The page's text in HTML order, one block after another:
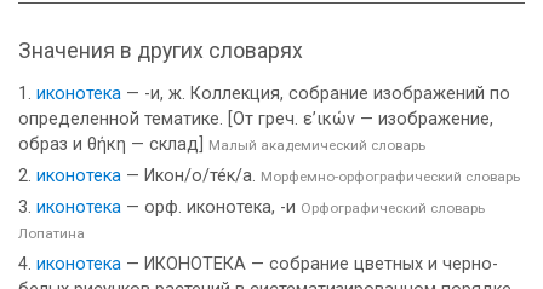
Значения в других словарях
иконотека — -и, ж. Коллекция, собрание изображений по
определенной тематике. [От греч. ε’ικών — изображение,
образ и θήκη — склад]
Малый академический словарь
иконотека — Икон/о/те́к/а. Морфемно-орфографический словарь
иконотека — орф. иконотека, -и Орфографический словарь
Лопатина
иконотека — ИКОНОТЕКА — собрание цветных и черно-